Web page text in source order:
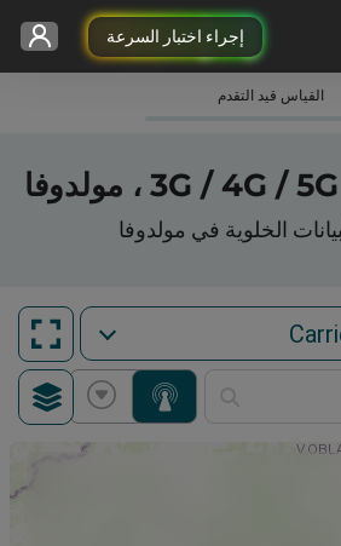
إجراء اختبار السرعة
القياس قيد التقدم
الخلوية في مولدوفا